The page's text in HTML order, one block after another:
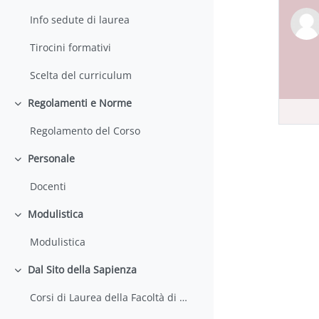
Info sedute di laurea
Tirocini formativi
Scelta del curriculum
Minimizza
Regolamenti e Norme
Regolamento del Corso
Minimizza
Personale
Docenti
Minimizza
Modulistica
Modulistica
Minimizza
Dal Sito della Sapienza
Corsi di Laurea della Facoltà di Farmacia e Medicina